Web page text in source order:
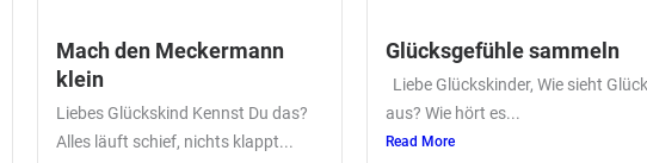
Mach den Meckermann
klein
Liebes Glückskind Kennst Du das?
Alles läuft schief, nichts klappt...
Glücksgefühle sammeln
Liebe Glückskinder, Wie sieht Glück
aus? Wie hört es...
Read More